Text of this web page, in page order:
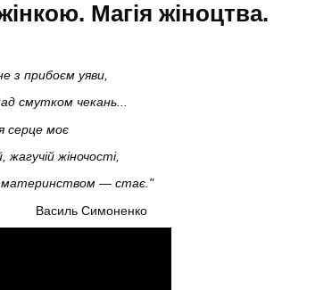
Магія жіноцтва.
з прибоєм уяви,
смутком чекань...
серце моє
жагучій жіночості,
— стає."